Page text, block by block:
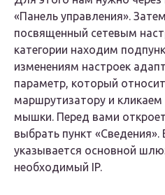
«Панель управления».
посвященный сетевым
категории находим
изменениям настроек
параметр, который
маршрутизатору и кликаем
мышки. Перед вами
выбрать пункт «Сведения».
указывается основной
необходимый IP.